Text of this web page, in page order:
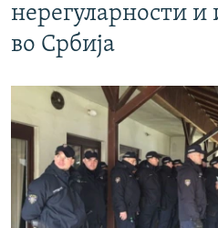
нерегуларности
во Србија